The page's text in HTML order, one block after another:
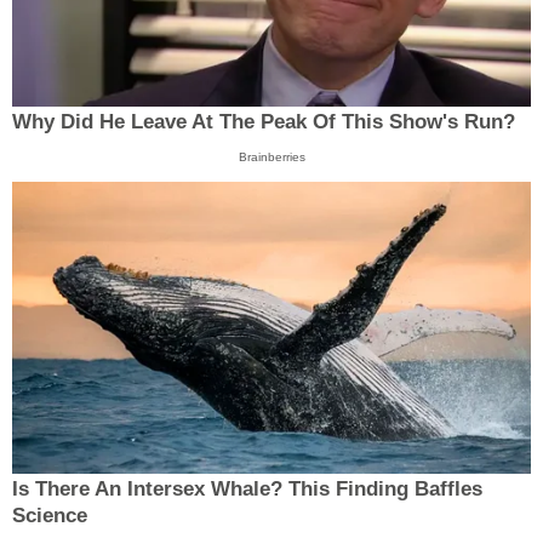
Why Did He Leave At The Peak Of This Show's Run?
Brainberries
Is There An Intersex Whale? This Finding Baffles
Science